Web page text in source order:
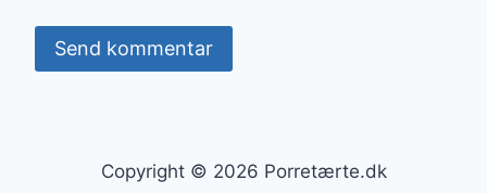
Copyright © 2026 Porretærte.dk